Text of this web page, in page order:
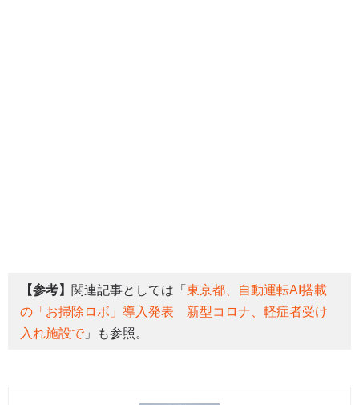
【参考】 関連記事としては「 東京都、自動運転AI搭載
の「お掃除ロボ」導入発表 新型コロナ、軽症者受け
入れ施設で」も参照。